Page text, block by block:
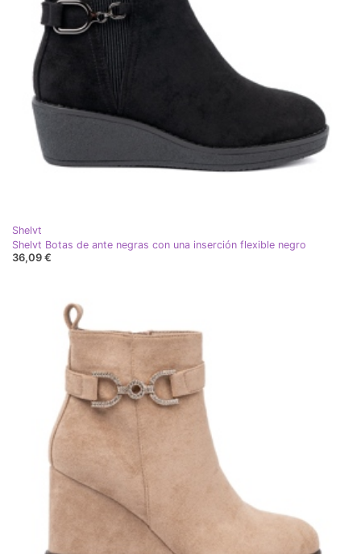
Shelvt
Shelvt Botas de ante negras con una inserción flexible negro
36,09 €